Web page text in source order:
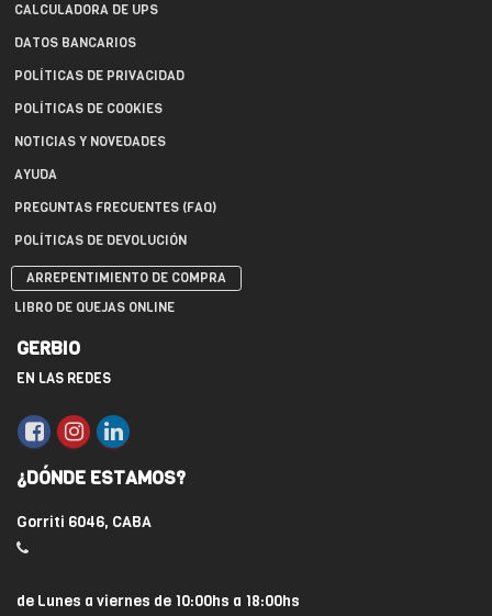
CALCULADORA DE UPS
DATOS BANCARIOS
POLÍTICAS DE PRIVACIDAD
POLÍTICAS DE COOKIES
NOTICIAS Y NOVEDADES
AYUDA
PREGUNTAS FRECUENTES (FAQ)
POLÍTICAS DE DEVOLUCIÓN
ARREPENTIMIENTO DE COMPRA
LIBRO DE QUEJAS ONLINE
GERBIO
EN LAS REDES
¿DÓNDE ESTAMOS?
Gorriti 6046, CABA
de Lunes a viernes de 10:00hs a 18:00hs